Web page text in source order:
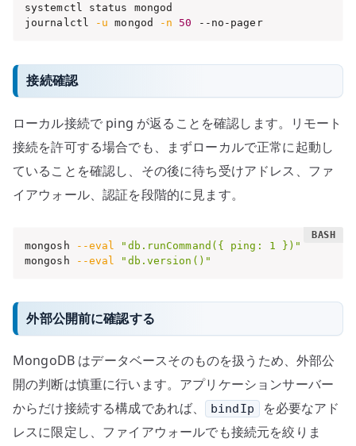
systemctl status mongod
journalctl
-u mongod -n 50 --no-pager
接続確認
ローカル接続で ping が返ることを確認します。リモート
接続を許可する場合でも、まずローカルで正常に起動し
ていることを確認し、その後に待ち受けアドレス、ファ
イアウォール、認証を段階的に見ます。
mongosh --eval
"db.runCommand({ ping: 1 })"
mongosh
--eval "db.version()"
外部公開前に確認する
MongoDB はデータベースそのものを扱うため、外部公
開の判断は慎重に行います。アプリケーションサーバー
からだけ接続する構成であれば、
bindIp
を必要なアド
レスに限定し、ファイアウォールでも接続元を絞りま